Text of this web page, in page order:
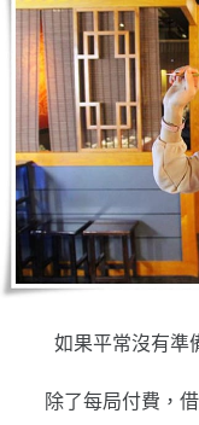
如果平常沒有準
除了每局付費，